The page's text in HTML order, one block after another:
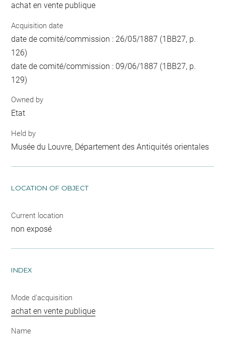
achat en vente publique
Acquisition date
date de comité/commission : 26/05/1887 (1BB27, p.
126)
date de comité/commission : 09/06/1887 (1BB27, p.
129)
Owned by
Etat
Held by
Musée du Louvre, Département des Antiquités orientales
LOCATION OF OBJECT
Current location
non exposé
INDEX
Mode d'acquisition
achat en vente publique
Name